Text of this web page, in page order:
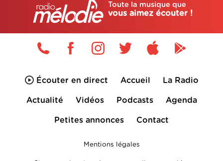
Toute la musique que
vous aimez écouter !
Écouter en direct Accueil La Radio
Actualité Vidéos Podcasts Agenda
Petites annonces Contact
Mentions légales